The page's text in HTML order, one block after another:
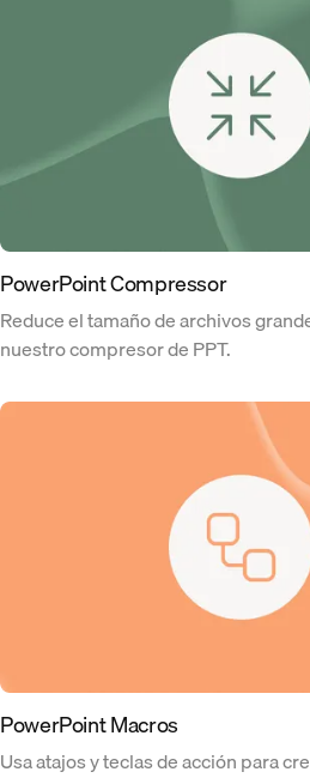
PowerPoint Compressor
Reduce el tamaño de archivos
nuestro compresor de PPT.
PowerPoint Macros
Usa atajos y teclas de acción para